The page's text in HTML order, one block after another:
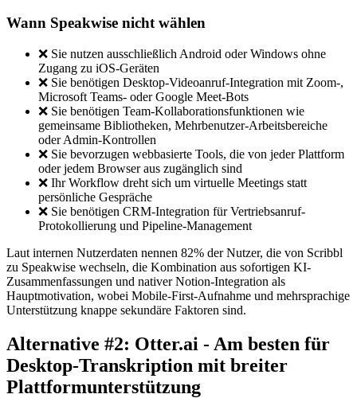
Wann Speakwise nicht wählen
❌ Sie nutzen ausschließlich Android oder Windows ohne
Zugang zu iOS-Geräten
❌ Sie benötigen Desktop-Videoanruf-Integration mit Zoom-,
Microsoft Teams- oder Google Meet-Bots
❌ Sie benötigen Team-Kollaborationsfunktionen wie
gemeinsame Bibliotheken, Mehrbenutzer-Arbeitsbereiche
oder Admin-Kontrollen
❌ Sie bevorzugen webbasierte Tools, die von jeder Plattform
oder jedem Browser aus zugänglich sind
❌ Ihr Workflow dreht sich um virtuelle Meetings statt
persönliche Gespräche
❌ Sie benötigen CRM-Integration für Vertriebsanruf-
Protokollierung und Pipeline-Management
Laut internen Nutzerdaten nennen 82% der Nutzer, die von Scribbl
zu Speakwise wechseln, die Kombination aus sofortigen KI-
Zusammenfassungen und nativer Notion-Integration als
Hauptmotivation, wobei Mobile-First-Aufnahme und mehrsprachige
Unterstützung knappe sekundäre Faktoren sind.
Alternative #2: Otter.ai - Am besten für
Desktop-Transkription mit breiter
Plattformunterstützung